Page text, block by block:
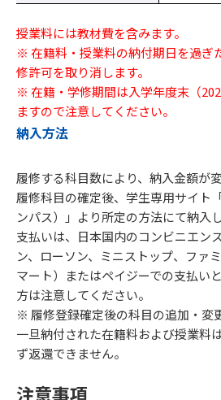
授業料には教材費を含みます。
※ 在籍料・授業料の納付期日を過ぎ
修許可を取り消します。
※ 在籍・学修期間は入学年度末（
ますので注意してください。
納入方法
履修する科目数により、納入金額が変
履修科目の確定後、学生専用サイト
ンパス）」より所定の方法にて納入
支払いは、日本国内のコンビニエン
ン、ローソン、ミニストップ、ファ
マート）またはペイジーでの支払い
方は注意してください。
※ 履修登録確定後の科目の追加・変
一旦納付された在籍料および授業料
ず返還できません。
注意事項